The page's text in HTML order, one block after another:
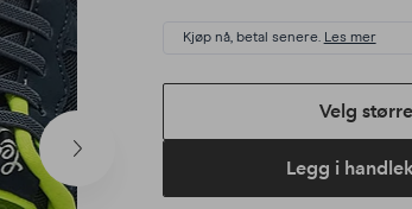
Neste
produkt
Kjøp nå, betal senere. Les mer
Velg
Legg i